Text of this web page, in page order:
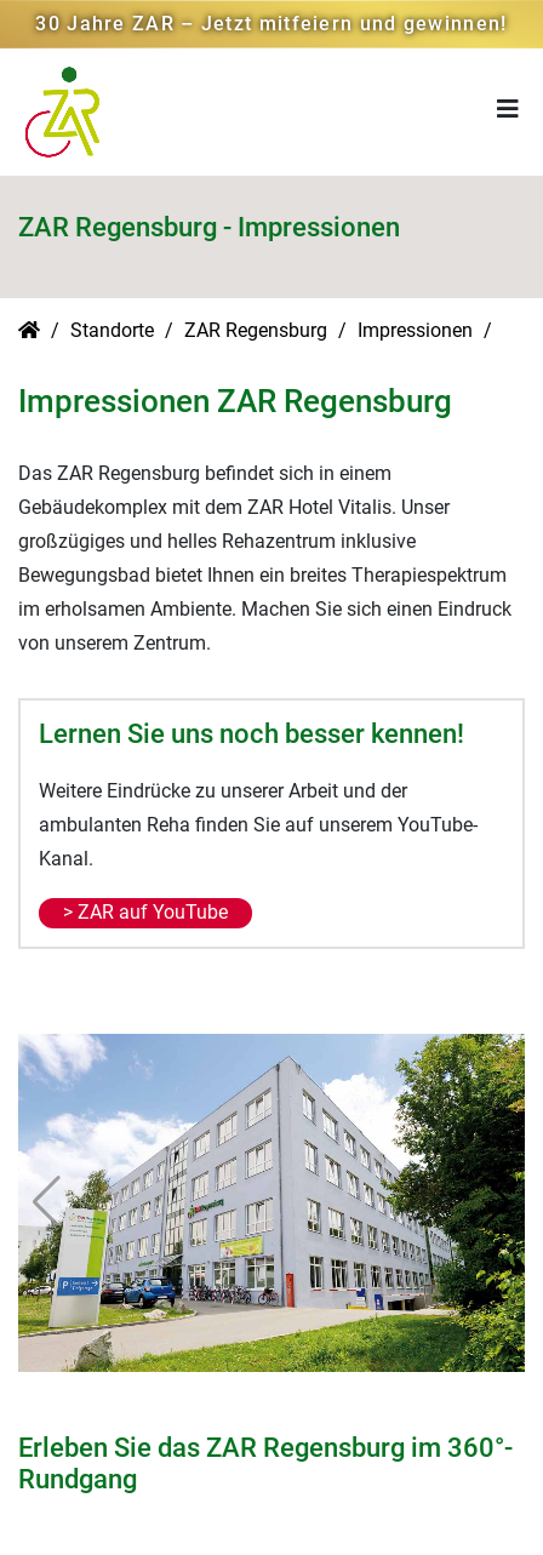
30 Jahre ZAR – Jetzt mitfeiern und gewinnen!
ZAR Regensburg - Impressionen
Standorte ZAR Regensburg Impressionen
Impressionen ZAR Regensburg
Das ZAR Regensburg befindet sich in einem
Gebäudekomplex mit dem ZAR Hotel Vitalis. Unser
großzügiges und helles Rehazentrum inklusive
Bewegungsbad bietet Ihnen ein breites Therapiespektrum
im erholsamen Ambiente. Machen Sie sich einen Eindruck
von unserem Zentrum.
Lernen Sie uns noch besser kennen!
Weitere Eindrücke zu unserer Arbeit und der
ambulanten Reha finden Sie auf unserem YouTube-
Kanal.
> ZAR auf YouTube
Erleben Sie das ZAR Regensburg im 360°-
Rundgang